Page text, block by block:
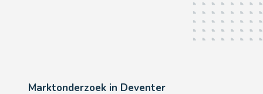
Marktonderzoek in Deventer